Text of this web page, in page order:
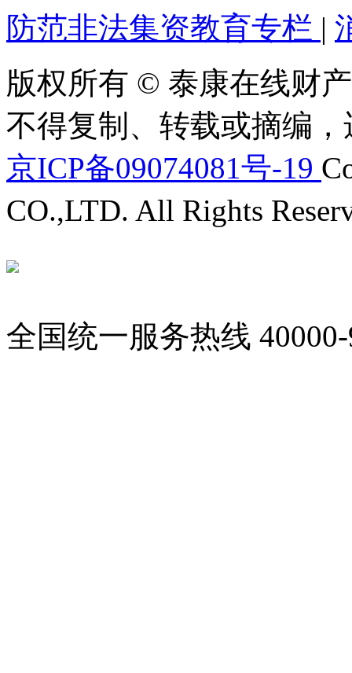
防范非法集资教育专栏 |
版权所有 © 泰康在线财
不得复制、转载或摘编
京ICP备09074081号-19
CO.,LTD. All Rights
全国统一服务热线